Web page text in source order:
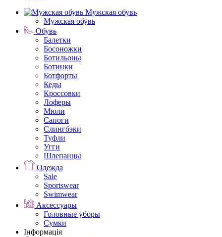
Мужская обувь
Мужская обувь
Обувь
Балетки
Босоножки
Ботильоны
Ботинки
Ботфорты
Кеды
Кроссовки
Лоферы
Мюли
Сапоги
Слингбэки
Туфли
Угги
Шлепанцы
Одежда
Sale
Sportswear
Swimwear
Аксессуары
Головные уборы
Сумки
Інформація